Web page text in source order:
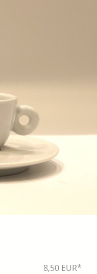
8,50 EUR*